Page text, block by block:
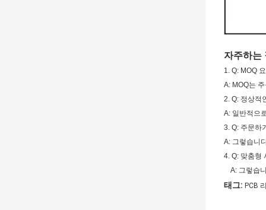
자주하는
1. Q: MOQ
A: MOQ는
2. Q: 정상적
A: 일반적으
3. Q: 주문하
A: 그렇습니
4. Q: 맞춤형
A: 그렇습
태그: PCB